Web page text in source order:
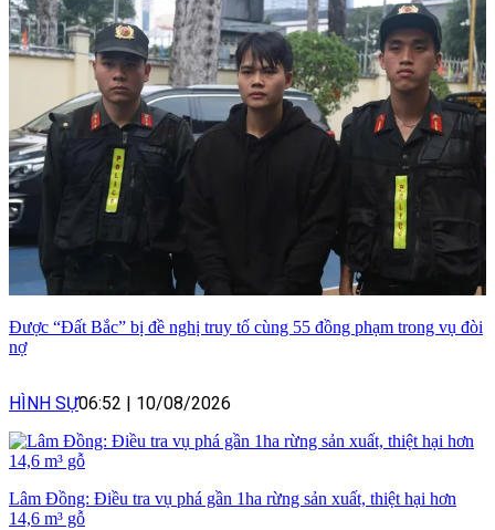
Được “Đất Bắc” bị đề nghị truy tố cùng 55 đồng phạm trong vụ đòi
nợ
HÌNH SỰ06:52 10/08/2026
Lâm Đồng: Điều tra vụ phá gần 1ha rừng sản xuất, thiệt hại hơn
14,6 m³ gỗ